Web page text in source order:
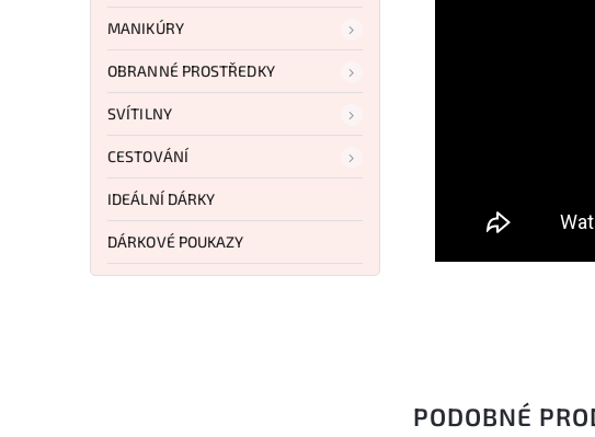
MANIKÚRY
OBRANNÉ PROSTŘEDKY
SVÍTILNY
CESTOVÁNÍ
IDEÁLNÍ DÁRKY
DÁRKOVÉ POUKAZY
PODOBNÉ